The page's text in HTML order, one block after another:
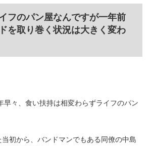
フのパン屋なんですが一年前
を取り巻く状況は大きく変わ
早々、食い扶持は相変わらずライフのパン
初から、バンドマンでもある同僚の中島